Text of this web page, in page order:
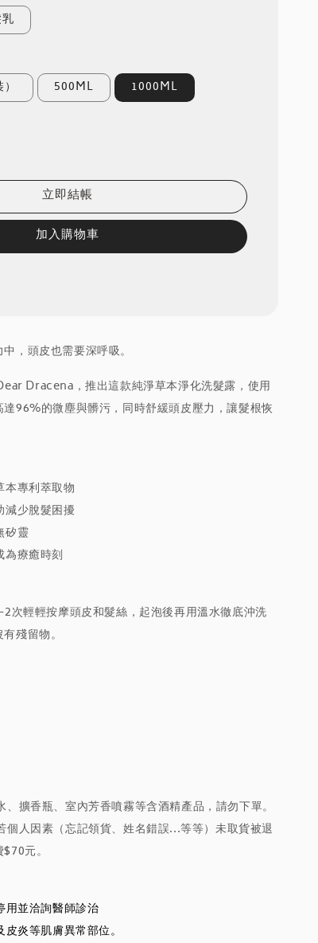
500ML 1000ML
立即結帳
加入購物車
，頭皮也需要深呼吸。
Dracena，推出這款純淨草本淨化洗髮露，使用
96%的微塵與髒污，同時舒緩頭皮壓力，讓髮根恢
專利萃取物
少脫髮困擾
矽靈
療癒時刻
次輕輕按摩頭皮和髮絲，起泡後再用溫水徹底沖洗
殘留物。
、擴香瓶、室內芳香噴霧等含酒精產品，請勿下單。
個人因素（忘記領貨、姓名錯誤...等等）未取貨被退
元。
用並洽詢醫師診治
炎等肌膚異常部位。